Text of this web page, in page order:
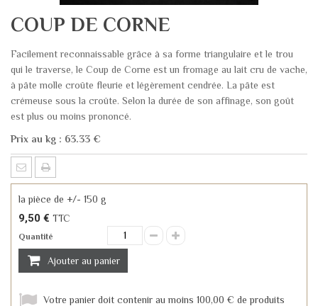
COUP DE CORNE
Facilement reconnaissable grâce à sa forme triangulaire et le trou
qui le traverse, le Coup de Corne est un fromage au lait cru de vache,
à pâte molle croûte fleurie et légèrement cendrée. La pâte est
crémeuse sous la croûte. Selon la durée de son affinage, son goût
est plus ou moins prononcé.
Prix au kg : 63.33 €
la pièce de +/- 150 g
9,50 € TTC
Quantité
Ajouter au panier
Votre panier doit contenir au moins 100,00 € de produits